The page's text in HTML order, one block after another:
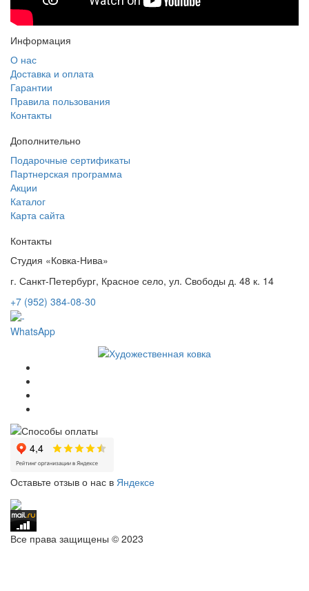
Информация
О нас
Доставка и оплата
Гарантии
Правила пользования
Контакты
Дополнительно
Подарочные сертификаты
Партнерская программа
Акции
Каталог
Карта сайта
Контакты
Студия «Ковка-Нива»
г. Санкт-Петербург, Красное село, ул. Свободы д. 48 к. 14
+7 (952) 384-08-30
WhatsApp
Оставьте отзыв о нас в Яндексе
Все права защищены © 2023